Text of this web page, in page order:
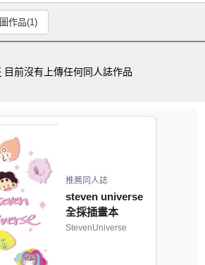
作品(1)
目前沒有上傳任何同人誌作品
推薦同人誌
steven universe
全採插畫本
StevenUniverse